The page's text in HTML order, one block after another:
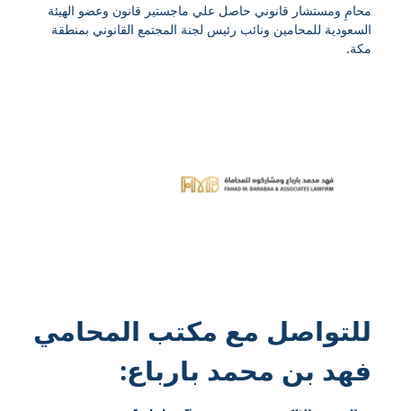
محامِ ومستشار قانوني حاصل علي ماجستير قانون وعضو الهيئة
السعودية للمحامين ونائب رئيس لجنة المجتمع القانوني بمنطقة
مكة.
للتواصل مع مكتب المحامي
فهد بن محمد بارباع: